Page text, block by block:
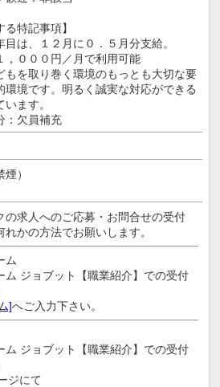
る特記事項】
は、１２月に０．５月分支給。
，０００円／月で利用可能
を取り巻く環境のもっとも大切な要
環境です。明るく誠実な対応ができる
ます。
：欠員補充
）
の求人へのご応募・お問合せの受付
れかの方法でお願いします。
ム
ム ジョブット【職業紹介】での受付
]へご入力下さい。
ム ジョブット【職業紹介】での受付
ジにて